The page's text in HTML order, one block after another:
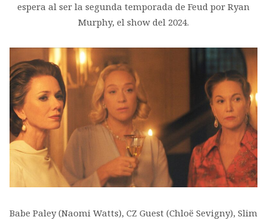
espera al ser la segunda temporada de Feud por Ryan
Murphy, el show del 2024.
Babe Paley (Naomi Watts), CZ Guest (Chloë Sevigny), Slim